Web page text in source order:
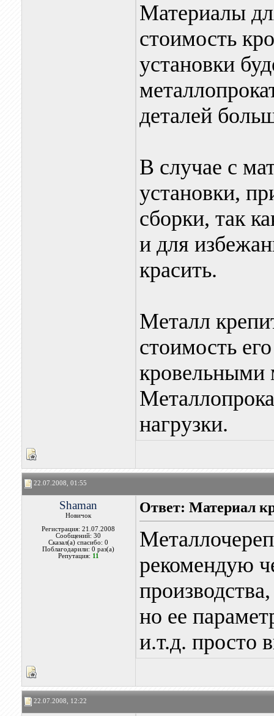
Материалы
стоимость
установки
деталей
В случае с
установки,
сборки, так
и для
красить.
Металл
стоимость
кровельными
нагрузки.
22.07.2008, 01:55
Shaman
Новичок
Регистрация: 21.07.2008
Сообщений: 30
Сказал(а) спасибо: 0
Поблагодарили: 0 раз(а)
Репутация: 11
Ответ: Материал
рекомендую
но ее
и.т.д. просто
22.07.2008, 12:22